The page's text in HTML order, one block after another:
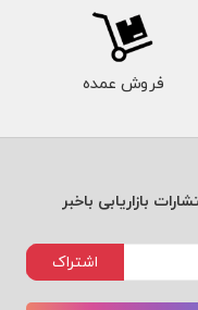
فروش عمده
بازاریابی باخبر
اشتراک